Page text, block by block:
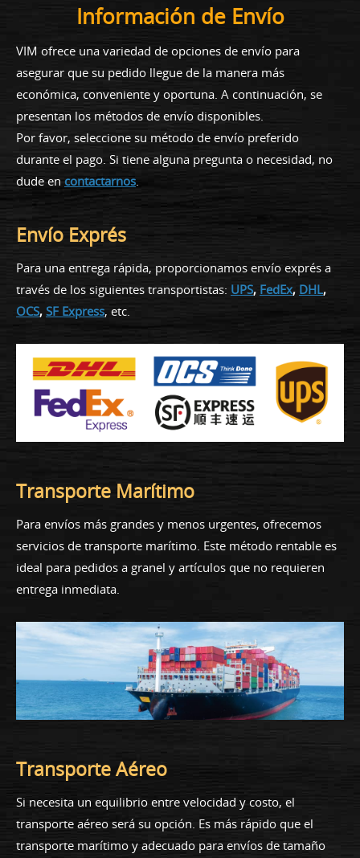
Información de Envío
VIM ofrece una variedad de opciones de envío para
asegurar que su pedido llegue de la manera más
económica, conveniente y oportuna. A continuación, se
presentan los métodos de envío disponibles.
Por favor, seleccione su método de envío preferido
durante el pago. Si tiene alguna pregunta o necesidad, no
dude en contactarnos
Envío Exprés
Para una entrega rápida, proporcionamos envío exprés a
través de los siguientes transportistas: UPS, FedEx, DHL,
OCS, SF Express, etc.
Transporte Marítimo
Para envíos más grandes y menos urgentes, ofrecemos
servicios de transporte marítimo. Este método rentable es
ideal para pedidos a granel y artículos que no requieren
entrega inmediata.
Transporte Aéreo
Si necesita un equilibrio entre velocidad y costo, el
transporte aéreo será su opción. Es más rápido que el
transporte marítimo y adecuado para envíos de tamaño